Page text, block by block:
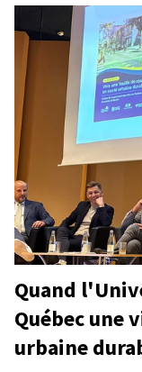
Quand
Québec une
urbaine